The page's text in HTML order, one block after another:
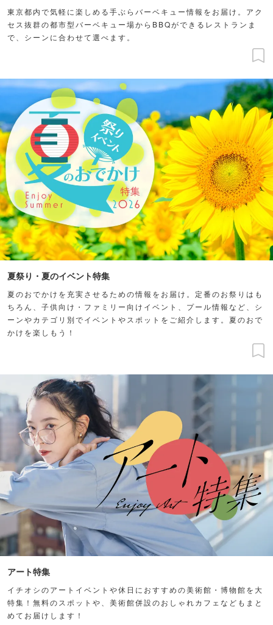
東京都内で気軽に楽しめる手ぶらバーベキュー情報をお届け。アク
セス抜群の都市型バーベキュー場からBBQができるレストランま
で、シーンに合わせて選べます。
夏祭り・夏のイベント特集
夏のおでかけを充実させるための情報をお届け。定番のお祭りはも
ちろん、子供向け・ファミリー向けイベント、プール情報など、シ
ーンやカテゴリ別でイベントやスポットをご紹介します。夏のおで
かけを楽しもう！
アート特集
イチオシのアートイベントや休日におすすめの美術館・博物館を大
特集！無料のスポットや、美術館併設のおしゃれカフェなどもまと
めてお届けします！